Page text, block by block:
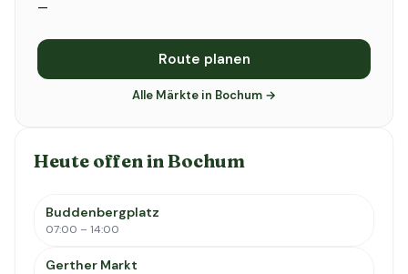
—
Route planen
Alle Märkte in Bochum →
Heute offen in Bochum
Buddenbergplatz
07:00 – 14:00
Gerther Markt